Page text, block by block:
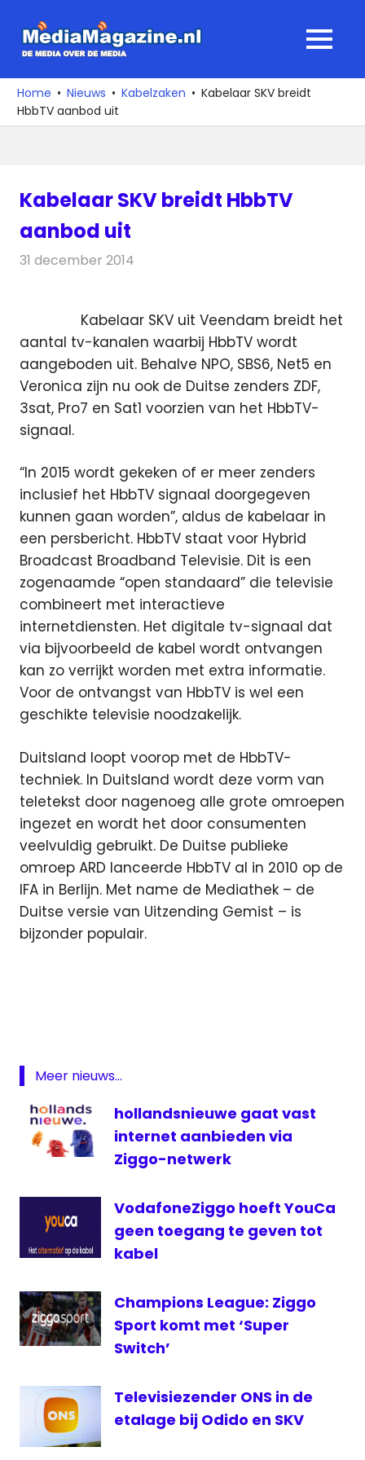
naar
media
over
de
MENU
Home Nieuws Kabelzaken
Kabelaar SKV breidt
HbbTV aanbod uit
Kabelaar SKV breidt HbbTV
aanbod uit
31 december 2014
Kabelaar SKV uit Veendam breidt het
aantal tv-kanalen waarbij HbbTV wordt
aangeboden uit. Behalve NPO, SBS6, Net5 en
Veronica zijn nu ook de Duitse zenders ZDF,
3sat, Pro7 en Sat1 voorzien van het HbbTV-
signaal.
“In 2015 wordt gekeken of er meer zenders
inclusief het HbbTV signaal doorgegeven
kunnen gaan worden”, aldus de kabelaar in
een persbericht. HbbTV staat voor Hybrid
Broadcast Broadband Televisie. Dit is een
zogenaamde “open standaard” die televisie
combineert met interactieve
internetdiensten. Het digitale tv-signaal dat
via bijvoorbeeld de kabel wordt ontvangen
kan zo verrijkt worden met extra informatie.
Voor de ontvangst van HbbTV is wel een
geschikte televisie noodzakelijk.
Duitsland loopt voorop met de HbbTV-
techniek. In Duitsland wordt deze vorm van
teletekst door nagenoeg alle grote omroepen
ingezet en wordt het door consumenten
veelvuldig gebruikt. De Duitse publieke
omroep ARD lanceerde HbbTV al in 2010 op de
IFA in Berlijn. Met name de Mediathek – de
Duitse versie van Uitzending Gemist – is
bijzonder populair.
medianieuws
SKV
televisie
televisienieuws
Meer nieuws...
hollandsnieuwe gaat vast
internet aanbieden via
Ziggo-netwerk
VodafoneZiggo hoeft YouCa
geen toegang te geven tot
kabel
Champions League: Ziggo
Sport komt met ‘Super
Switch’
Televisiezender ONS in de
etalage bij Odido en SKV